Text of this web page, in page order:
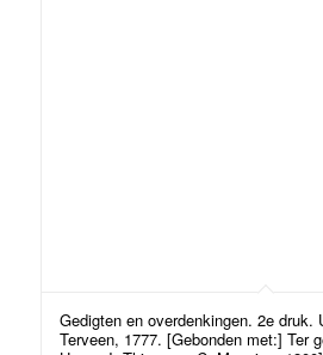
Gedigten en overdenkingen. 2e druk.
Terveen, 1777. [Gebonden met:] Ter